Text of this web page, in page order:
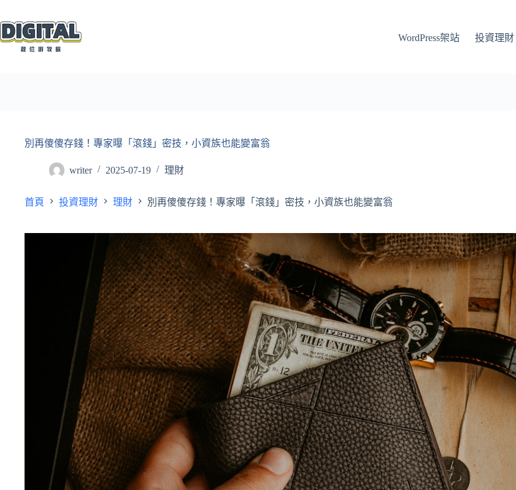
至
主
WordPress架站 投資理財
別再傻傻存錢！專家曝「滾錢」密技，小資族也能變富翁
writer 2025-07-19 理財
首頁 投資理財 理財 別再傻傻存錢！專家曝「滾錢」密技，小資族也能變富翁